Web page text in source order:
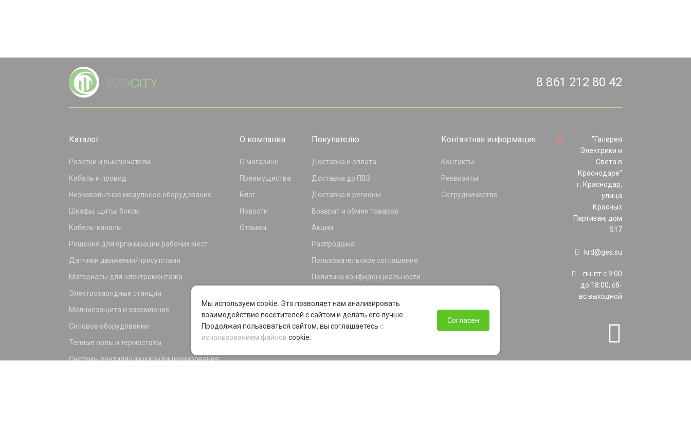
8 861 212 80 42
Каталог
Розетки и выключатели
Кабель и провод
Низковольтное модульное оборудование
Шкафы, щиты, боксы
Кабель-каналы
Решения для организации рабочих мест
Датчики движения/присутствия
Материалы для электромонтажа
Электрозарядные станции
Молниезащита и заземление
Силовое оборудование
Теплые полы и термостаты
Системы вентиляции и кондиционирования
О компании
О магазине
Преимущества
Блог
Новости
Отзывы
Покупателю
Доставка и оплата
Доставка до ПВЗ
Доставка в регионы
Возврат и обмен товаров
Акции
Распродажа
Пользовательское соглашение
Политика конфиденциальности
Программа лояльности
Контактная информация
Контакты
Реквизиты
Сотрудничество
"Галерея
Электрики и
Света в
Краснодаре"
г. Краснодар,
улица
Красных
Партизан, дом
517
krd@ges.su
пн-пт с 9:00
до 18:00, сб-
вс выходной
Мы используем cookie. Это позволяет нам анализировать
взаимодействие посетителей с сайтом и делать его лучше.
Продолжая пользоваться сайтом, вы соглашаетесь с
использованием файлов cookie.
Согласен